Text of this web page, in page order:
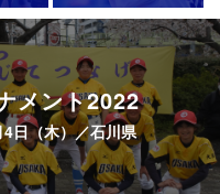
メント2022
日（木）／石川県